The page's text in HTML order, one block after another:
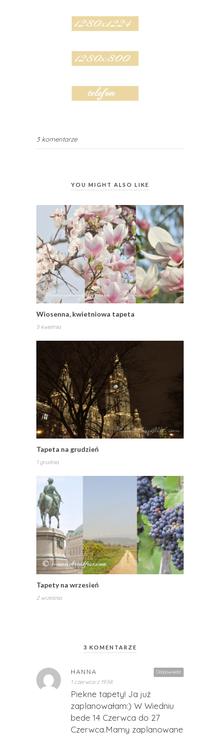
3 komentarze
YOU MIGHT ALSO LIKE
Wiosenna, kwietniowa tapeta
5 kwietnia
Tapeta na grudzień
1 grudnia
Tapety na wrzesień
2 września
3 KOMENTARZE
Odpowiedz
HANNA
1 czerwca z 19:58
Piekne tapety! Ja już
zaplanowałam:) W Wiedniu
bede 14 Czerwca do 27
Czerwca.Mamy zaplanowane